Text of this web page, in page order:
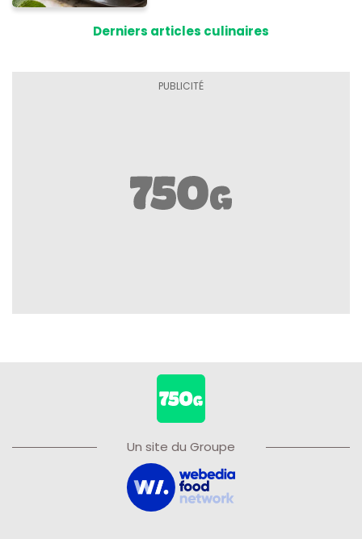
Derniers articles culinaires
Un site du Groupe